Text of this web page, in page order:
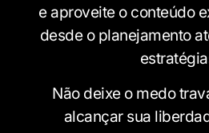
e aproveite o conteúdo
desde o planejamento
Não deixe o medo
alcançar sua